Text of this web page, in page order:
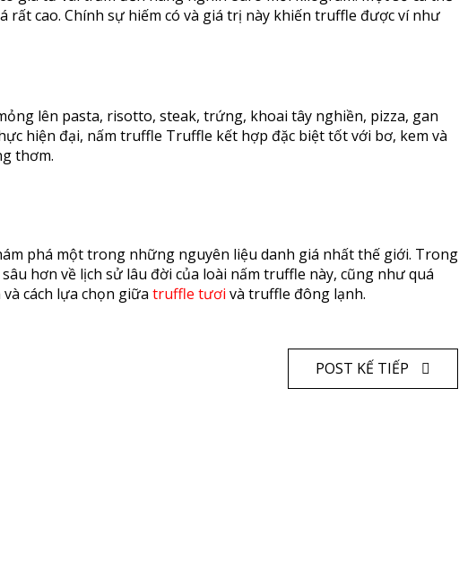
rất cao. Chính sự hiếm có và giá trị này khiến truffle được ví như
lên pasta, risotto, steak, trứng, khoai tây nghiền, pizza, gan
hiện đại, nấm truffle Truffle kết hợp đặc biệt tốt với bơ, kem và
thơm.
phá một trong những nguyên liệu danh giá nhất thế giới. Trong
hơn về lịch sử lâu đời của loài nấm truffle này, cũng như quá
cách lựa chọn giữa truffle tươi và truffle đông lạnh.
POST KẾ TIẾP